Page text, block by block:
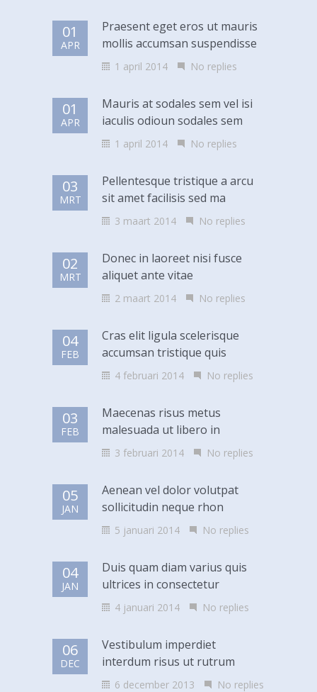
01
APR
Praesent eget eros ut mauris
mollis accumsan suspendisse
1 april 2014 No replies
01
APR
Mauris at sodales sem vel isi
iaculis odioun sodales sem
1 april 2014 No replies
03
MRT
Pellentesque tristique a arcu
sit amet facilisis sed ma
3 maart 2014 No replies
02
MRT
Donec in laoreet nisi fusce
aliquet ante vitae
2 maart 2014 No replies
04
FEB
Cras elit ligula scelerisque
accumsan tristique quis
4 februari 2014 No replies
03
FEB
Maecenas risus metus
malesuada ut libero in
3 februari 2014 No replies
05
JAN
Aenean vel dolor volutpat
sollicitudin neque rhon
5 januari 2014 No replies
04
JAN
Duis quam diam varius quis
ultrices in consectetur
4 januari 2014 No replies
06
DEC
Vestibulum imperdiet
interdum risus ut rutrum
6 december 2013 No replies